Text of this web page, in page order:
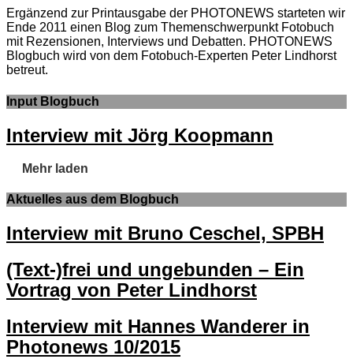
Ergänzend zur Printausgabe der PHOTONEWS starteten wir
Ende 2011 einen Blog zum Themenschwerpunkt Fotobuch
mit Rezensionen, Interviews und Debatten. PHOTONEWS
Blogbuch wird von dem Fotobuch-Experten Peter Lindhorst
betreut.
Input Blogbuch
Interview mit Jörg Koopmann
Mehr laden
Aktuelles aus dem Blogbuch
Interview mit Bruno Ceschel, SPBH
(Text-)frei und ungebunden – Ein
Vortrag von Peter Lindhorst
Interview mit Hannes Wanderer in
Photonews 10/2015